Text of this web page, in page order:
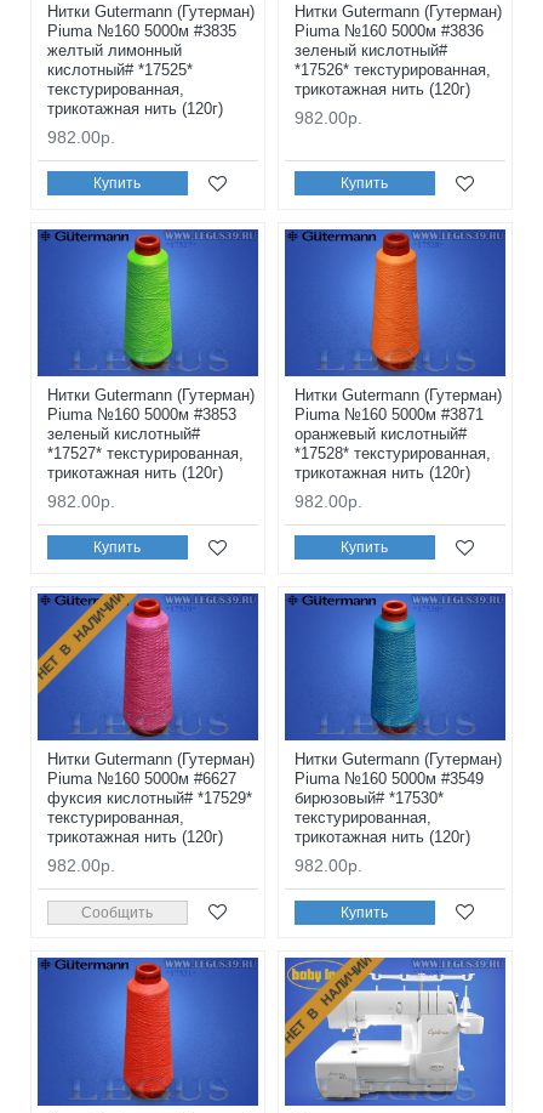
Нитки Gutermann (Гутерман)
Piuma №160 5000м #3835
желтый лимонный
кислотный# *17525*
текстурированная,
трикотажная нить (120г)
982.00р.
Купить
Нитки Gutermann (Гутерман)
Piuma №160 5000м #3836
зеленый кислотный#
*17526* текстурированная,
трикотажная нить (120г)
982.00р.
Купить
Нитки Gutermann (Гутерман)
Piuma №160 5000м #3853
зеленый кислотный#
*17527* текстурированная,
трикотажная нить (120г)
982.00р.
Купить
Нитки Gutermann (Гутерман)
Piuma №160 5000м #3871
оранжевый кислотный#
*17528* текстурированная,
трикотажная нить (120г)
982.00р.
Купить
НЕТ В НАЛИЧИИ
Нитки Gutermann (Гутерман)
Piuma №160 5000м #6627
фуксия кислотный# *17529*
текстурированная,
трикотажная нить (120г)
982.00р.
Сообщить
Нитки Gutermann (Гутерман)
Piuma №160 5000м #3549
бирюзовый# *17530*
текстурированная,
трикотажная нить (120г)
982.00р.
Купить
НЕТ В НАЛИЧИИ